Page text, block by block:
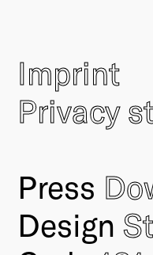
Imprint
Privacy
Press
Design